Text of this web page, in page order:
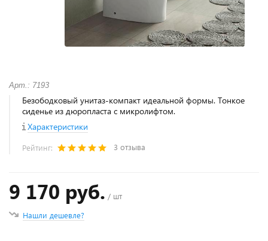
Арт.: 7193
Безободковый унитаз-компакт идеальной формы. Тонкое
сиденье из дюропласта с микролифтом.
Характеристики
Рейтинг: 3 отзыва
9 170 руб. / шт
Нашли дешевле?